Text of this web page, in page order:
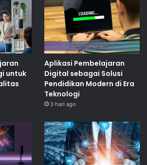
untuk
Aplikasi Pembelajaran
Digital sebagai Solusi
Pendidikan Modern di Era
Teknologi
3 hari ago